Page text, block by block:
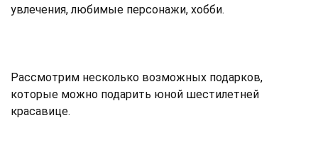
увлечения, любимые персонажи, хобби.
Рассмотрим несколько возможных подарков,
которые можно подарить юной шестилетней
красавице.